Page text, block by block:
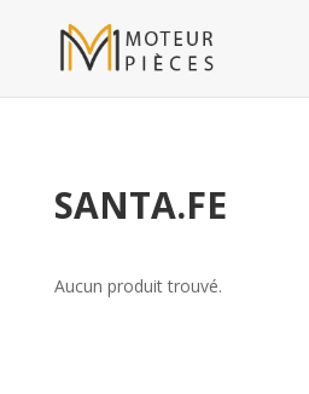
SANTA.FE
Aucun produit trouvé.